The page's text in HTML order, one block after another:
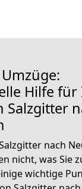
Hilfe
Salzgitter
nach
nicht, was Sie
wichtige